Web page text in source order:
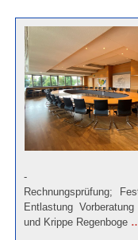
-
Rechnungsprüfung;
Entlastung
und Krippe Regenboge